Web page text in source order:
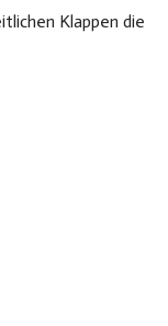
Klappen die